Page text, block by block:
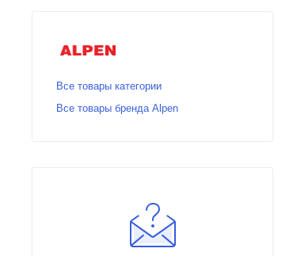
Все товары категории
Все товары бренда Alpen